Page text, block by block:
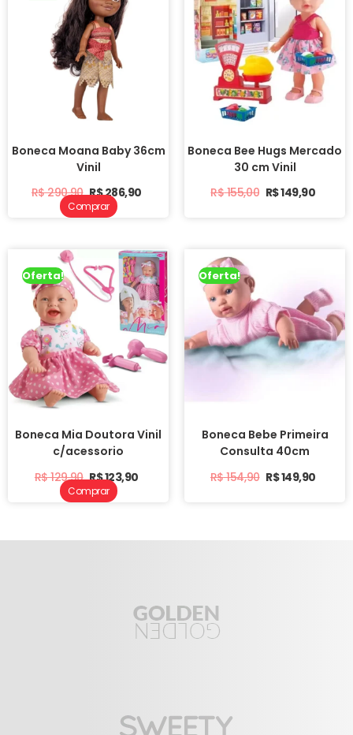
Boneca Moana Baby 36cm
Vinil
R$290,90 R$286,90
Boneca Bee Hugs Mercado
30 cm Vinil
R$155,00 R$149,90
Comprar
Oferta!
Boneca Mia Doutora Vinil
c/acessorio
R$129,90 R$123,90
Oferta!
Boneca Bebe Primeira
Consulta 40cm
R$154,90 R$149,90
Comprar